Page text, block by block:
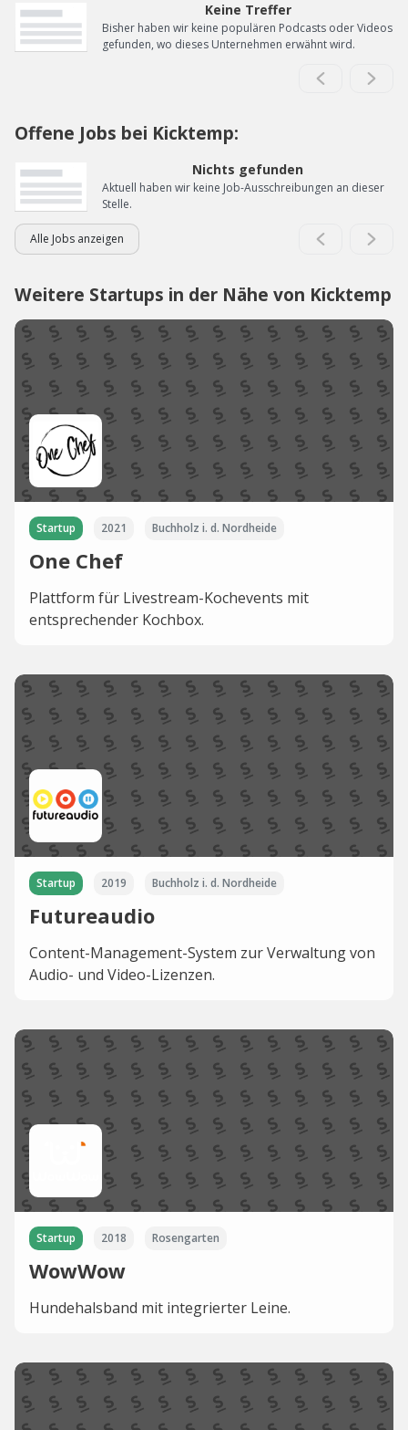
Keine Treffer
Bisher haben wir keine populären Podcasts oder Videos
gefunden, wo dieses Unternehmen erwähnt wird.
Offene Jobs bei Kicktemp:
Nichts gefunden
Aktuell haben wir keine Job-Ausschreibungen an dieser
Stelle.
Alle Jobs anzeigen
Weitere Startups in der Nähe von Kicktemp
Startup 2021 Buchholz i. d. Nordheide
One Chef
Plattform für Livestream-Kochevents mit
entsprechender Kochbox.
Startup 2019 Buchholz i. d. Nordheide
Futureaudio
Content-Management-System zur Verwaltung von
Audio- und Video-Lizenzen.
Startup 2018 Rosengarten
WowWow
Hundehalsband mit integrierter Leine.